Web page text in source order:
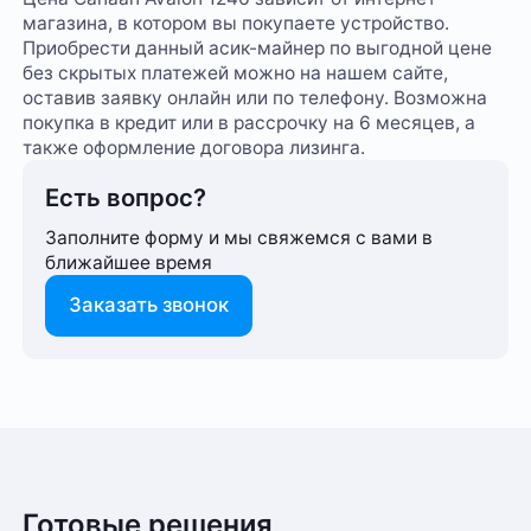
магазина, в котором вы покупаете устройство.
Приобрести данный асик-майнер по выгодной цене
без скрытых платежей можно на нашем сайте,
оставив заявку онлайн или по телефону. Возможна
покупка в кредит или в рассрочку на 6 месяцев, а
также оформление договора лизинга.
Есть вопрос?
Заполните форму и мы свяжемся с вами в
ближайшее время
Заказать звонок
Bitcoin (BTC)
свяжется менеджер для уточнения деталей